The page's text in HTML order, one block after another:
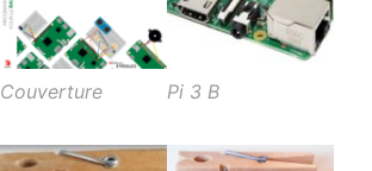
Couverture Pi 3 B